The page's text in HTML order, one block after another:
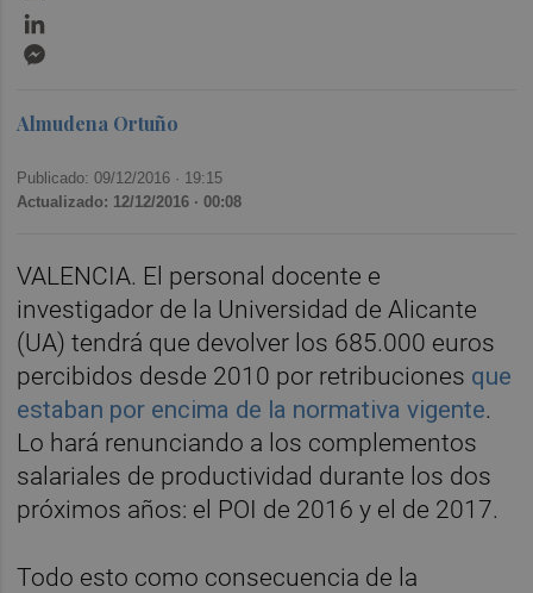
Almudena Ortuño
Publicado: 09/12/2016 · 19:15
Actualizado: 12/12/2016 · 00:08
VALENCIA. El personal docente e
investigador de la Universidad de Alicante
(UA) tendrá que devolver los 685.000 euros
percibidos desde 2010 por retribuciones que
estaban por encima de la normativa vigente.
Lo hará renunciando a los complementos
salariales de productividad durante los dos
próximos años: el POI de 2016 y el de 2017.
Todo esto como consecuencia de la